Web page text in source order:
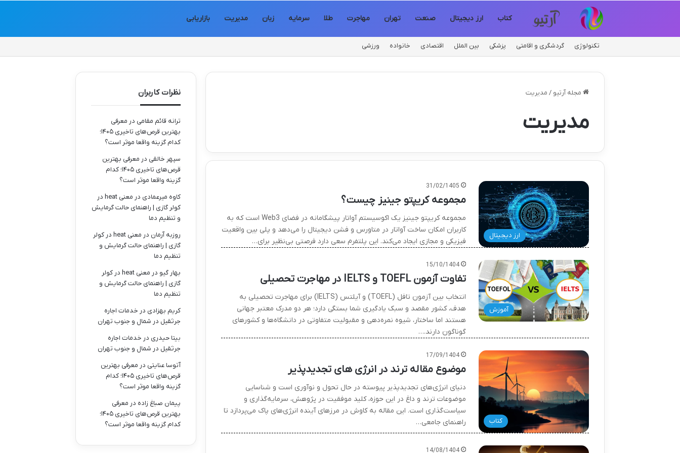
کتاب ارز دیجیتال صنعت تهران مهاجرت طلا سرمایه زبان مدیریت بازاریابی
تکنولوژی گردشگری و اقامتی پزشکی بین الملل اقتصادی خانواده ورزشی
مجله آرتیو / مدیریت
مدیریت
ارز دیجیتال
31/02/1405
مجموعه کریپتو جینیز چیست؟
مجموعه کریپتو جینیز یک اکوسیستم آواتار پیشگامانه در فضای Web3 است که به
کاربران امکان ساخت آواتار در متاورس و فشن دیجیتال را می‌دهد و پلی بین واقعیت
فیزیکی و مجازی ایجاد می‌کند. این پلتفرم سعی دارد فرصتی بی‌نظیر برای…
آموزش
15/10/1404
تفاوت آزمون TOEFL و IELTS در مهاجرت تحصیلی
انتخاب بین آزمون تافل (TOEFL) و آیلتس (IELTS) برای مهاجرت تحصیلی به
هدف، کشور مقصد و سبک یادگیری شما بستگی دارد؛ هر دو مدرک معتبر جهانی
هستند اما ساختار، شیوه نمره‌دهی و مقبولیت متفاوتی در دانشگاه‌ها و کشورهای
گوناگون دارند.…
کتاب
17/09/1404
موضوع مقاله ترند در انرژی های تجدیدپذیر
دنیای انرژی‌های تجدیدپذیر پیوسته در حال تحول و نوآوری است و شناسایی
موضوعات ترند و داغ در این حوزه، کلید موفقیت در پژوهش، سرمایه‌گذاری و
سیاست‌گذاری است. این مقاله به کاوش در مرزهای آینده انرژی‌های پاک می‌پردازد تا
راهنمای جامعی…
14/08/1404
نظرات کاربران
ترانه قائم مقامی در معرفی
بهترین قرص‌های تاخیری ۱۴۰۵؛
کدام گزینه واقعا موثر است؟
سپهر خالقی در معرفی بهترین
قرص‌های تاخیری ۱۴۰۵؛ کدام
گزینه واقعا موثر است؟
کاوه میرعمادی در
معنی heat در
کولر گازی | راهنمای حالت گرمایش
و تنظیم دما
روزبه آرمان در
معنی heat در کولر
گازی | راهنمای حالت گرمایش و
تنظیم دما
بهار گیو در
معنی heat در کولر
گازی | راهنمای حالت گرمایش و
تنظیم دما
کریم بهزادی در خدمات اجاره
جرثقیل در شمال و جنوب تهران
بیتا حیدری در خدمات اجاره
جرثقیل در شمال و جنوب تهران
آتوسا عنایتی در معرفی بهترین
قرص‌های تاخیری ۱۴۰۵؛ کدام
گزینه واقعا موثر است؟
پیمان صباغ زاده در معرفی
بهترین قرص‌های تاخیری ۱۴۰۵؛
کدام گزینه واقعا موثر است؟